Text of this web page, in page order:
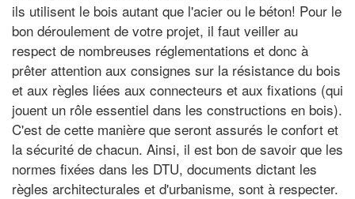
ils utilisent le bois autant que l'acier ou le béton! Pour le
bon déroulement de votre projet, il faut veiller au
respect de nombreuses réglementations et donc à
prêter attention aux consignes sur la résistance du bois
et aux règles liées aux connecteurs et aux fixations (qui
jouent un rôle essentiel dans les constructions en bois).
C'est de cette manière que seront assurés le confort et
la sécurité de chacun. Ainsi, il est bon de savoir que les
normes fixées dans les DTU, documents dictant les
règles architecturales et d'urbanisme, sont à respecter.